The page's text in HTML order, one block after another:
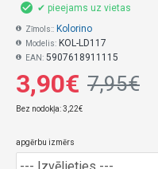
3,90€ 7,95€
Bez nodokļa: 3,22€
✔ pieejams uz vietas
Zīmols:: Kolorino
Modelis: KOL-LD117
EAN: 5907618911115
apgērbu izmērs